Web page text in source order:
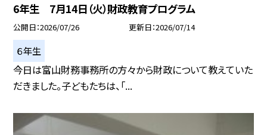
6年生 7月14日（火）財政教育プログラム
公開日 2026/07/26 更新日 2026/07/14
６年生
今日は富山財務事務所の方々から財政について教えていた
だきました。子どもたちは、「...